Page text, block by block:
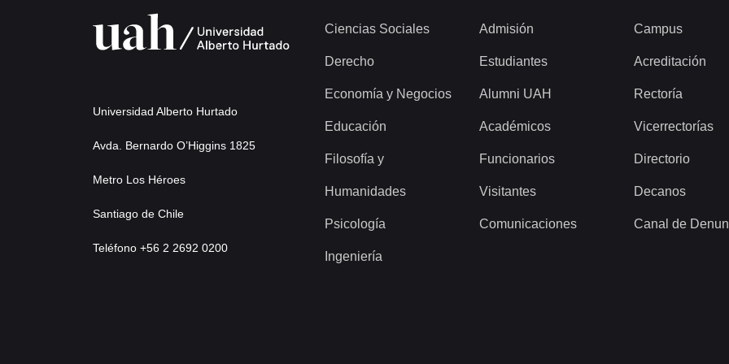
Universidad Alberto Hurtado
Avda. Bernardo O’Higgins 1825
Metro Los Héroes
Santiago de Chile
Teléfono +56 2 2692 0200
Ciencias Sociales
Derecho
Economía y Negocios
Educación
Filosofía y
Humanidades
Psicología
Ingeniería
Admisión
Estudiantes
Alumni UAH
Académicos
Funcionarios
Visitantes
Comunicaciones
Campus
Acreditación
Rectoría
Vicerrectorías
Directorio
Decanos
Canal de